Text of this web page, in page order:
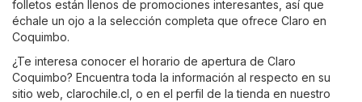
folletos están llenos de promociones interesantes, así que
échale un ojo a la selección completa que ofrece Claro en
Coquimbo.
¿Te interesa conocer el horario de apertura de Claro
Coquimbo? Encuentra toda la información al respecto en su
sitio web, clarochile.cl , o en el perfil de la tienda en nuestro